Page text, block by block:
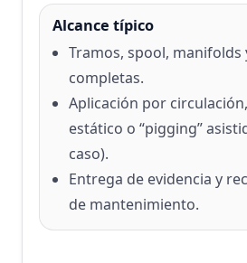
Alcance típico
Tramos, spool, manifolds
completas.
Aplicación por
estático o “pigging”
caso).
Entrega de evidencia y
de mantenimiento.